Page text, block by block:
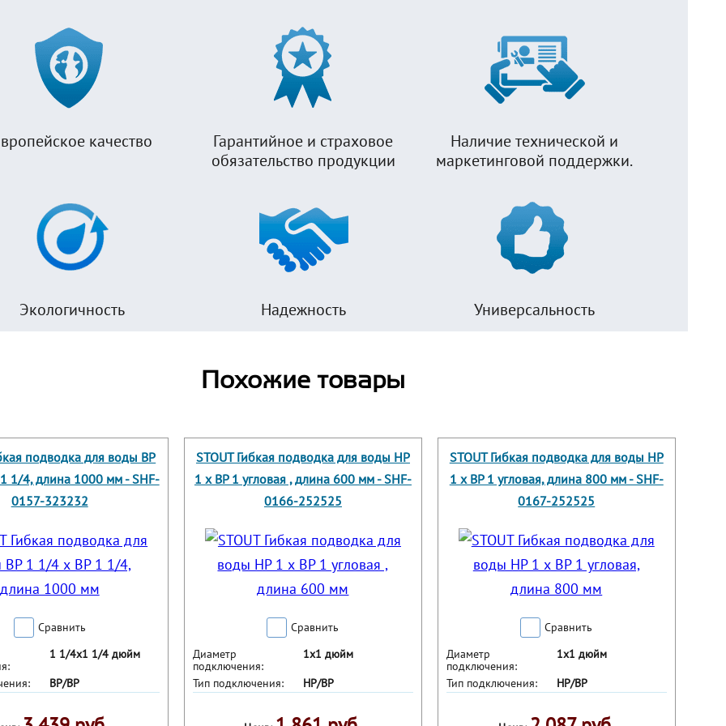
качество
Гарантийное и страховое
обязательство продукции
Наличие технической и
маркетинговой поддержки.
Экологичность Надежность Универсальность
Похожие товары
подводка для воды ВР
1/4, длина 1000 мм - SHF-
0157-323232
Сравнить
1 1/4х1 1/4 дюйм
ВР/ВР
STOUT Гибкая подводка для воды НР
1 х ВР 1 угловая , длина 600 мм - SHF-
0166-252525
Сравнить
Диаметр
подключения:
1х1 дюйм
Тип подключения:
НР/ВР
STOUT Гибкая подводка для воды НР
1 х ВР 1 угловая, длина 800 мм - SHF-
0167-252525
Сравнить
Диаметр
подключения:
1х1 дюйм
Тип подключения:
НР/ВР